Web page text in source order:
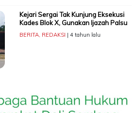
Kejari Sergai Tak Kunjung Eksekusi
Kades Blok X, Gunakan Ijazah Palsu
BERITA, REDAKSI | 4 tahun lalu